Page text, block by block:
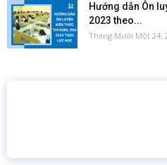
Hướng dẫn Ôn
2023 theo...
Tháng Mười Một 24,